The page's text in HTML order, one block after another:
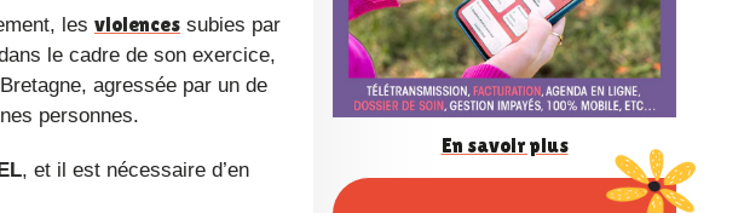
les violences subies par
le cadre de son exercice,
agressée par un de
personnes.
, et il est nécessaire d’en
e
n
En savoir plus